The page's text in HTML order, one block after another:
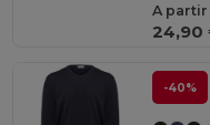
A partir
24,90
-40%